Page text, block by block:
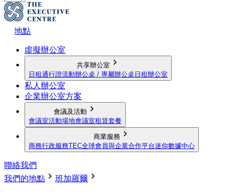
地點
虛擬辦公室
共享辦公室
日租通行證流動辦公桌 / 專屬辦公桌 日租辦公室
私人辦公室
企業辦公室方案
會議及活動
會議室活動場地會議室租賃套餐
商業服務
商務行政服務TEC全球會員與企業合作平台迷你數據中心
聯絡我們
我們的地點
班加羅爾